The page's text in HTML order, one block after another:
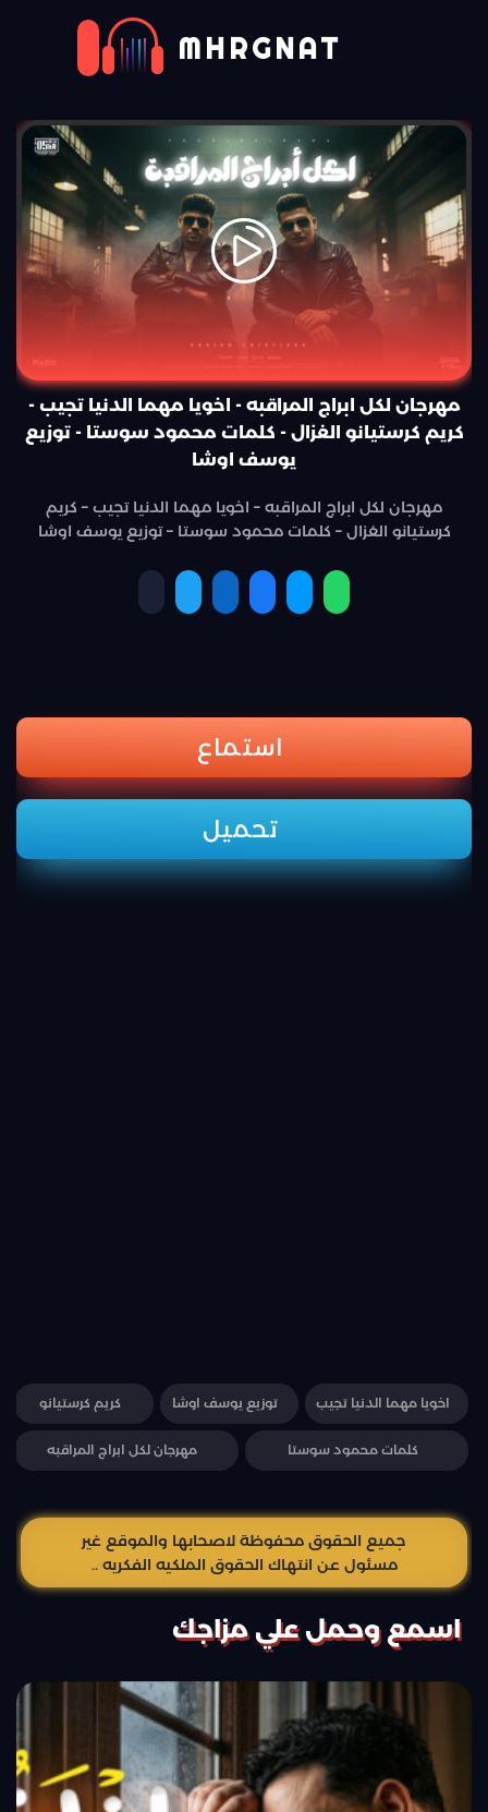
MHRGNAT
مهرجان لكل ابراج المراقبه - اخويا مهما الدنيا تجيب -
كريم كرستيانو الغزال - كلمات محمود سوستا - توزيع
يوسف اوشا
مهرجان لكل ابراج المراقبه – اخويا مهما الدنيا تجيب – كريم
كرستيانو الغزال – كلمات محمود سوستا – توزيع يوسف اوشا
استماع
تحميل
اخويا مهما الدنيا تجيب توزيع يوسف اوشا كريم كرستيانو
كلمات محمود سوستا مهرجان لكل ابراج المراقبه
جميع الحقوق محفوظة لاصحابها والموقع غير
مسئول عن انتهاك الحقوق الملكيه الفكريه ..
اسمع وحمل علي مزاجك